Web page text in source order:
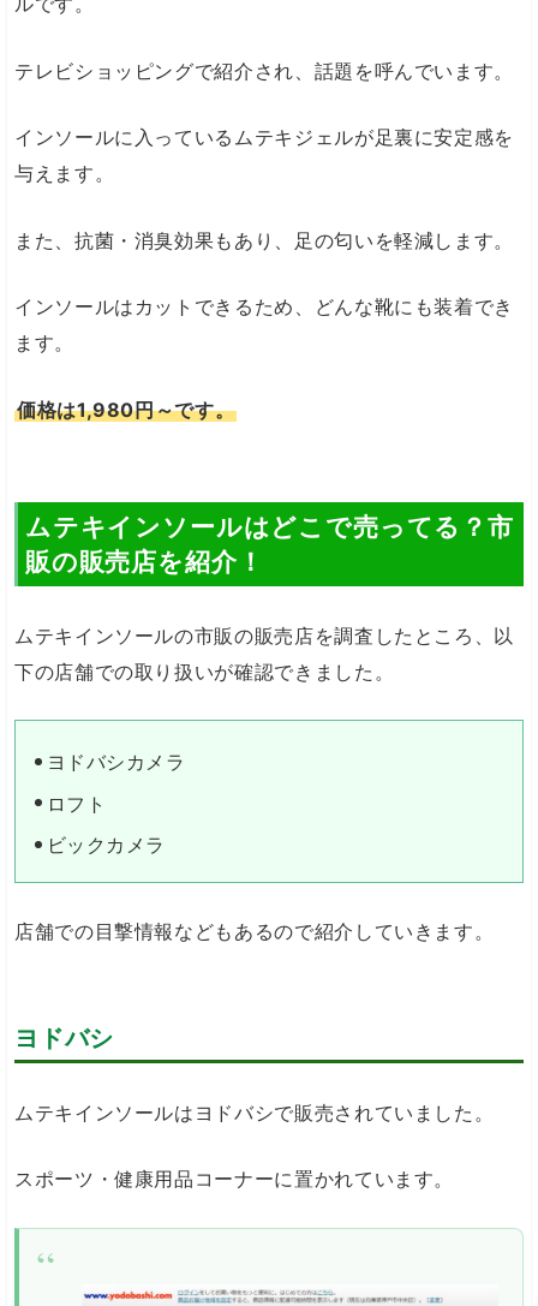
テレビショッピングで紹介され、話題を呼んでいます。
インソールに入っているムテキジェルが足裏に安定感を
与えます。
また、抗菌・消臭効果もあり、足の匂いを軽減します。
インソールはカットできるため、どんな靴にも装着でき
ます。
価格は1,980円～です。
ムテキインソールはどこで売ってる？市
販の販売店を紹介！
ムテキインソールの市販の販売店を調査したところ、以
下の店舗での取り扱いが確認できました。
ヨドバシカメラ
ロフト
ビックカメラ
店舗での目撃情報などもあるので紹介していきます。
ヨドバシ
ムテキインソールはヨドバシで販売されていました。
スポーツ・健康用品コーナーに置かれています。